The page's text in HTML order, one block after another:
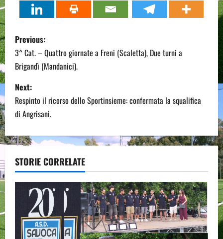
P
o
s
t
n
a
v
i
a
Previous:
3^ Cat. – Quattro giornate a Freni (Scaletta), Due turni a
Brigandì (Mandanici).
Next:
Respinto il ricorso dello Sportinsieme: confermata la squalifica
di Angrisani.
STORIE CORRELATE